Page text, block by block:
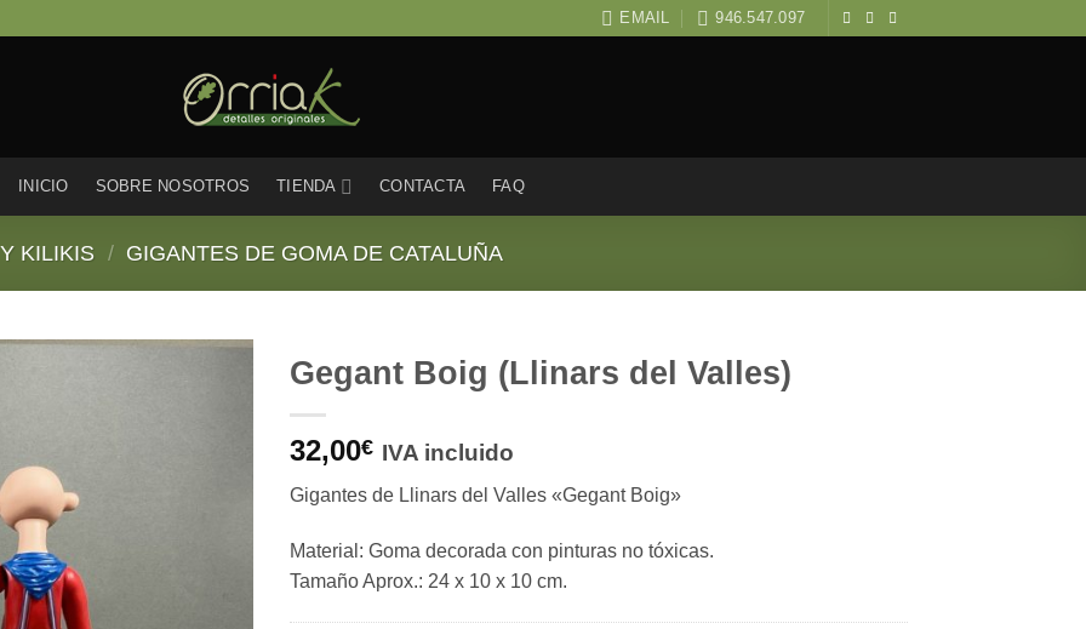
EMAIL 946.547.097
INICIO SOBRE NOSOTROS TIENDA CONTACTA FAQ
KILIKIS / GIGANTES DE GOMA DE CATALUÑA
Gegant Boig (Llinars del Valles)
32,00€ IVA incluido
Gigantes de Llinars del Valles «Gegant Boig»
Material: Goma decorada con pinturas no tóxicas.
Tamaño Aprox.: 24 x 10 x 10 cm.